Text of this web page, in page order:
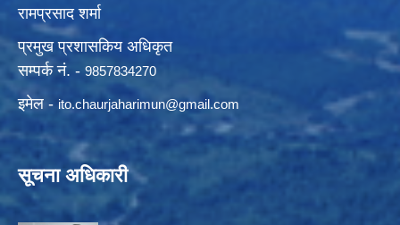
रामप्रसाद शर्मा
प्रमुख प्रशासकिय अधिकृत
सम्पर्क नं. - 9857834270
इमेल - ito.chaurjaharimun@gmail.com
सूचना अधिकारी